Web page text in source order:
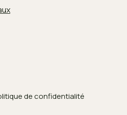
de confidentialité